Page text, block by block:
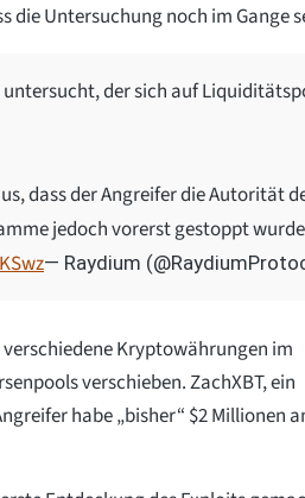
die Untersuchung noch im Gange
der sich auf
dass der Angreifer die Autorität
jedoch vorerst gestoppt wurde
— Raydium
Kryptowährungen im
verschieben. ZachXBT, ein
habe „bisher“ $2 Millionen